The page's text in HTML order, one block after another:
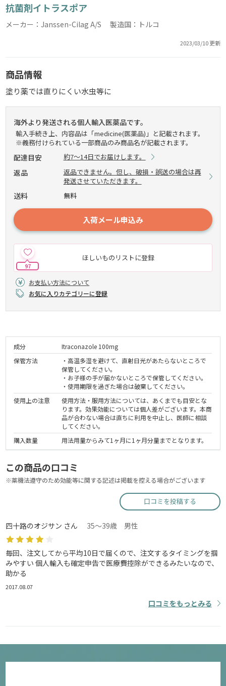
抗菌剤イトラスポア
メーカー：Janssen-Cilag A/S 製造国：トルコ
2023/03/10 更新
商品情報
塗り薬では直りにくい水虫等に
海外より発送される個人輸入医薬品です。
輸入手続き上、内容品は「medicine(医薬品)」と記載されます。
※義務付けられている一部商品のみ商品名が記載されます。
配達目安 約7～14日でお届けします。
返品
返品できません。但し、破損・誤送の場合は再
発送させていただきます。
送料 無料
入荷メール申込み
ほしいものリストに登録
97
お支払い方法について
お気に入りカテゴリーに登録
成分
Itraconazole 100mg
保管方法
・高温多湿を避けて、直射日光があたらないところで
保管してください。
・お子様の手が届かないところで保管してください。
・使用期限を過ぎた場合は破棄してください。
使用上の注意
使用方法・服用方法については、あくまでも目安とな
ります。効果効能については個人差がございます。本商
品が合わない場合は直ちに利用を中止し、医師に相談
してください。
購入数量
用法用量からみて1ヶ月に1ヶ月分量までとなります。
この商品の口コミ
※薬機法遵守のため効能等に関する記述は掲載を控える場合がございます
口コミを投稿する
四十路のオジサン さん 35～39歳 男性
毎回、注文してから平均10日で届くので、注文するタイミングを掴
みやすい 個人輸入も確定申告で医療費控除ができるみたいなので、
助かる
2017.08.07
口コミをもっとみる